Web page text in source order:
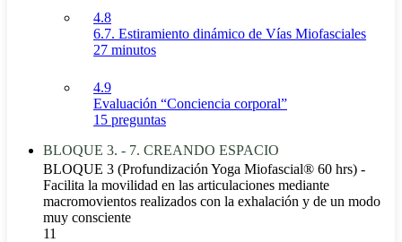
4.8
6.7. Estiramiento dinámico de Vías Miofasciales
27 minutos
4.9
Evaluación “Conciencia corporal”
15 preguntas
BLOQUE 3. - 7. CREANDO ESPACIO
BLOQUE 3 (Profundización Yoga Miofascial® 60 hrs) -
Facilita la movilidad en las articulaciones mediante
macromovientos realizados con la exhalación y de un modo
muy consciente
11